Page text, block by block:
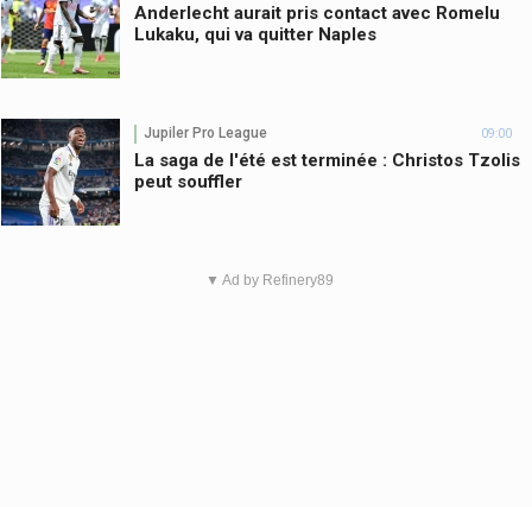
Anderlecht aurait pris contact avec Romelu
Lukaku, qui va quitter Naples
Jupiler Pro League 09:00
La saga de l'été est terminée : Christos Tzolis
peut souffler
▼ Ad by Refinery89